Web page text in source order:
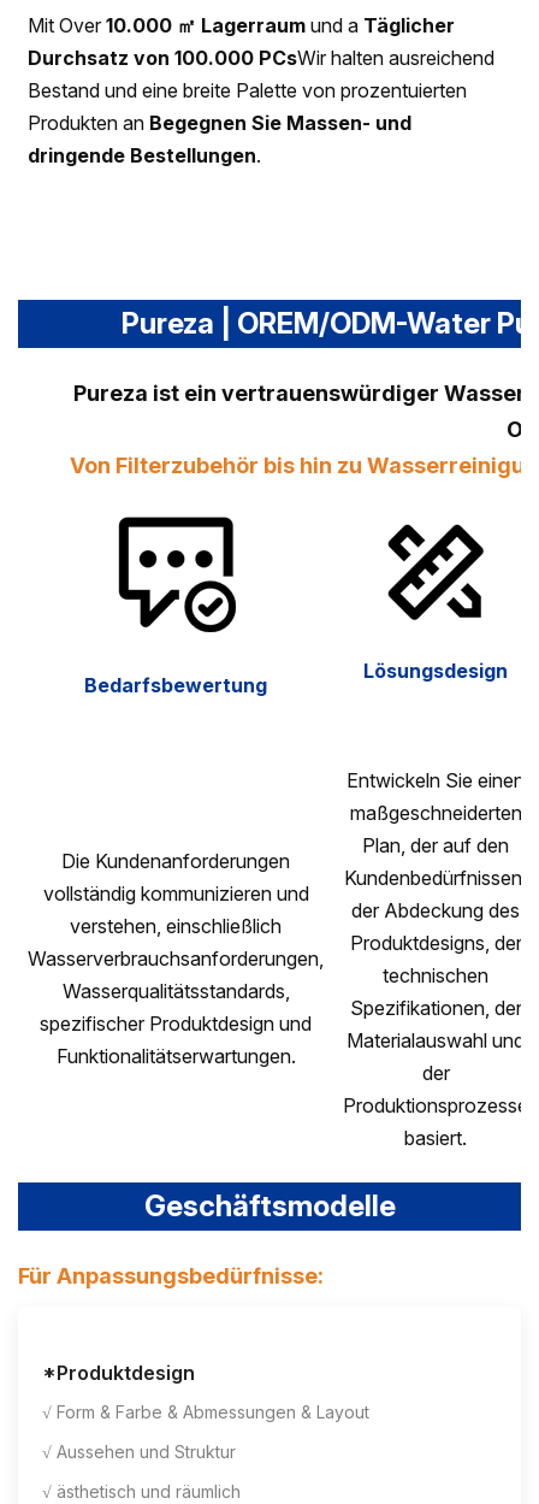
Mit Over10.000 ㎡ Lagerraum und a Täglicher
Durchsatz von 100.000 PCsWir halten ausreichend
Bestand und eine breite Palette von prozentuierten
Produkten an Begegnen Sie Massen- und
dringende Bestellungen.
Pureza | OREM/ODM-Water
Pureza ist ein vertrauenswürdiger
Von Filterzubehör bis hin zu
Bedarfsbewertung
Lösungsdesign
Die Kundenanforderungen
vollständig kommunizieren und
verstehen, einschließlich
Wasserverbrauchsanforderungen,
Wasserqualitätsstandards,
spezifischer Produktdesign und
Funktionalitätserwartungen.
Entwickeln Sie einen
maßgeschneiderten
Plan, der auf den
Kundenbedürfnissen,
der Abdeckung des
Produktdesigns, der
technischen
Spezifikationen, der
Materialauswahl und
der
Produktionsprozesse
basiert.
Geschäftsmodelle
Für Anpassungsbedürfnisse:
*Produktdesign
√ Form & Farbe & Abmessungen & Layout
√ Aussehen und Struktur
√ ästhetisch und räumlich